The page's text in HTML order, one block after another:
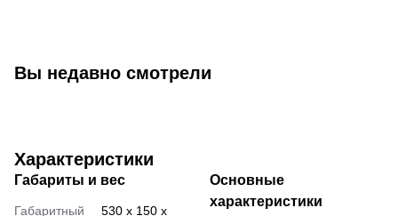
Вы недавно смотрели
Характеристики
Габариты и вес
Габаритный
530 x 150 x
Основные
характеристики